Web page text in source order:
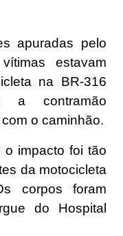
apuradas pelo
estavam
na BR-316
a contramão
o caminhão.
o impacto foi tão
da motocicleta
corpos foram
do Hospital